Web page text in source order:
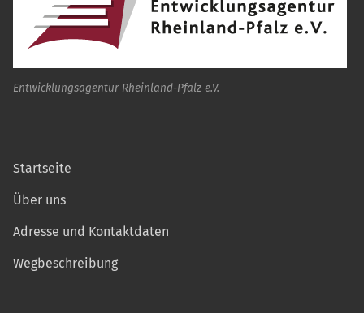
Entwicklungsagentur Rheinland-Pfalz e.V.
Startseite
Über uns
Adresse und Kontaktdaten
Wegbeschreibung